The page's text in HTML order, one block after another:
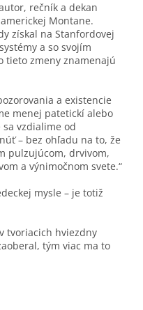
rečník a dekan
Montane.
získal na Stanfordovej
a so svojím
tieto zmeny znamenajú
a existencie
menej patetickí alebo
vzdialime od
– bez ohľadu na to, že
pulzujúcom, drvivom,
a výnimočnom svete.“
mysle – je totiž
tvoriacich hviezdny
tým viac ma to